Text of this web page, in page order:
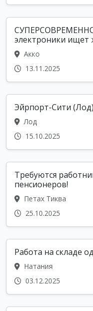
электроники ищет
Акко
13.11.2025
Эйрпорт-Сити
Лод
15.10.2025
Требуются
пенсионеров!
Петах Тиква
25.10.2025
Работа на складе
Натания
03.12.2025